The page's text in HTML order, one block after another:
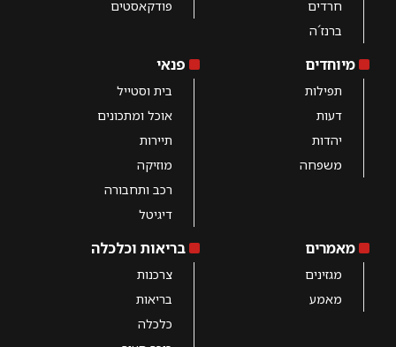
חרדים
ברנז´ה
פודקאסטים
מיוחדים
תפילות
דעות
יהדות
משפחה
פנאי
בית וסטייל
אוכל ומתכונים
תיירות
מוזיקה
רכב ותחבורה
דיגיטל
מאמרים
מגזינים
מאמע
בריאות וכלכלה
צרכנות
בריאות
כלכלה